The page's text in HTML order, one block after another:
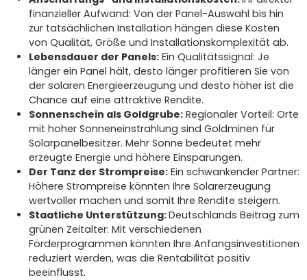
finanzieller Aufwand: Von der Panel-Auswahl bis hin
zur tatsächlichen Installation hängen diese Kosten
von Qualität, Größe und Installationskomplexität ab.
Lebensdauer der Panels: Ein Qualitätssignal: Je
länger ein Panel hält, desto länger profitieren Sie von
der solaren Energieerzeugung und desto höher ist die
Chance auf eine attraktive Rendite.
Sonnenschein als Goldgrube: Regionaler Vorteil: Orte
mit hoher Sonneneinstrahlung sind Goldminen für
Solarpanelbesitzer. Mehr Sonne bedeutet mehr
erzeugte Energie und höhere Einsparungen.
Der Tanz der Strompreise: Ein schwankender Partner:
Höhere Strompreise könnten Ihre Solarerzeugung
wertvoller machen und somit Ihre Rendite steigern.
Staatliche Unterstützung:Deutschlands Beitrag zum
grünen Zeitalter: Mit verschiedenen
Förderprogrammen könnten Ihre Anfangsinvestitionen
reduziert werden, was die Rentabilität positiv
beeinflusst.